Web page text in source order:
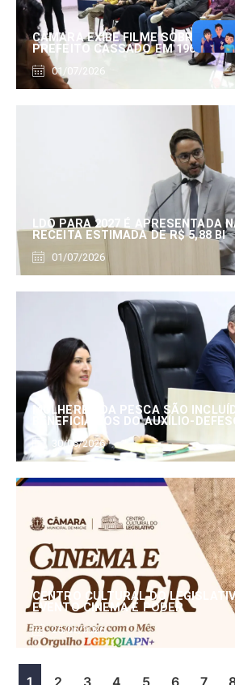
CÂMARA EXIBE FILME SOBRE
PREFEITO CASSADO EM 1960
01/07/2026
LDO PARA 2027 É APRESENTADA
RECEITA ESTIMADA DE R$ 5,88 BI
01/07/2026
MULHERES DA PESCA SÃO
BENEFICIÁRIOS DO AUXÍLIO-
30/06/2026
CENTRO CULTURAL DO
EVENTO CINEMA E PODER
25/06/2026
1 2 3 4 5 6 7